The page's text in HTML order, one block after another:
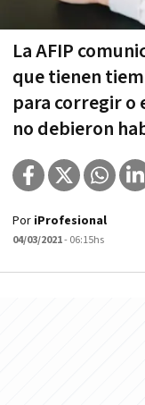
La AFIP
que tienen
para corregir o
no debieron
Por iProfesional
04/03/2021- 06:15hs